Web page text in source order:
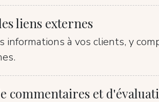
liens externes
informations à vos clients, y
commentaires et